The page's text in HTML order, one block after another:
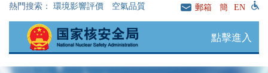
熱門搜索： 環境影響評價 空氣品質 郵箱 簡 EN
點擊進入